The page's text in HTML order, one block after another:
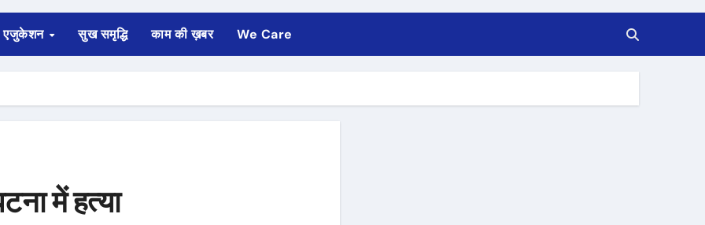
एजुकेशन सुख समृद्धि काम की ख़बर We Care
में हत्या